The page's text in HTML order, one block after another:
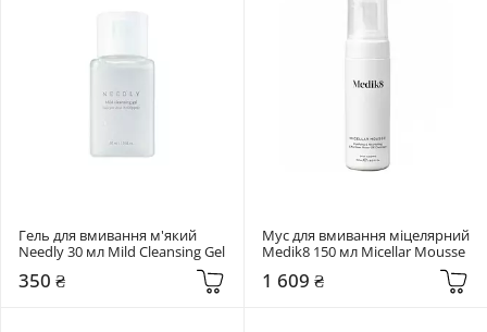
Гель для вмивання м'який
Needly 30 мл Mild Cleansing Gel
350 ₴
Мус для вмивання міцелярний
Medik8 150 мл Micellar Mousse
1 609 ₴